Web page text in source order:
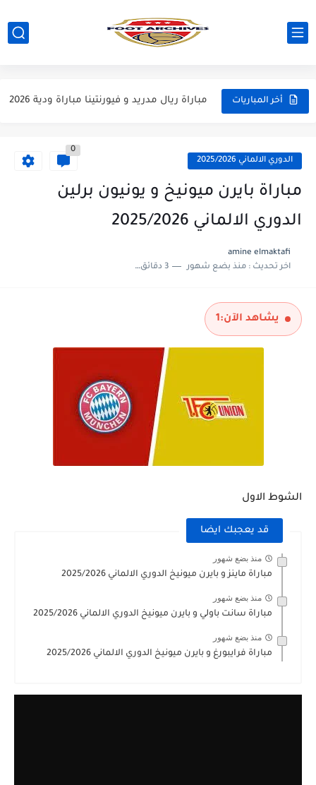
أخر المباريات
مباراة مانشستر يونايتد و اتلتيكو مدريد مباراة ودية 2026
مباراة ريال مدريد و فيورنتينا مباراة ودية 2026
مباراة برشلونة و بيرمنغهام مباراة ودية 2026
مباراة سيلتيك و ميلان مباراة ودية 2026
الدوري الالماني 2025/2026
0
مباراة بايرن ميونيخ و يونيون برلين
الدوري الالماني 2025/2026
amine elmaktafi
اخر تحديث :منذ بضع شهور 3 دقائق للقراءة
يشاهد الآن:1
الشوط الاول
قد يعجبك ايضا
منذ بضع شهور
مباراة ماينز و بايرن ميونيخ الدوري الالماني 2025/2026
منذ بضع شهور
مباراة سانت باولي و بايرن ميونيخ الدوري الالماني 2025/2026
منذ بضع شهور
مباراة فرايبورغ و بايرن ميونيخ الدوري الالماني 2025/2026